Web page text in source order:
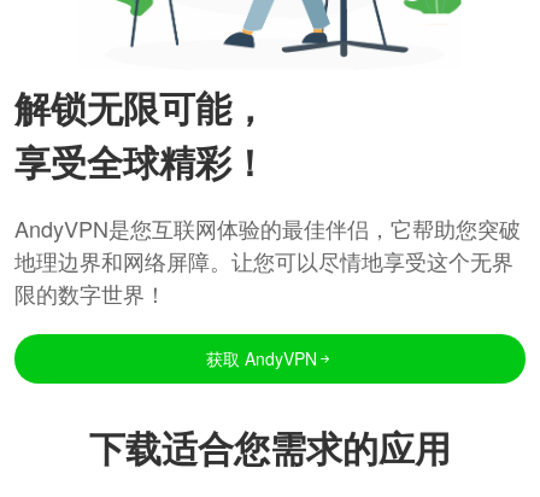
解锁无限可能，
享受全球精彩！
AndyVPN是您互联网体验的最佳伴侣，它帮助您突破
地理边界和网络屏障。让您可以尽情地享受这个无界
限的数字世界！
获取 AndyVPN
下载适合您需求的应用